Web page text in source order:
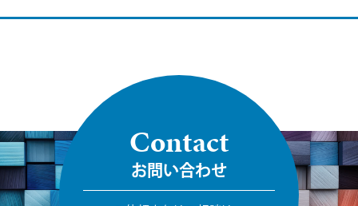
Contact
お問い合わせ